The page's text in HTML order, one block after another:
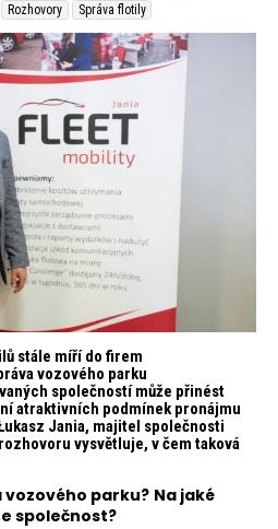
Rozhovory Správa flotily
stále míří do firem
vozového parku
společností může přinést
atraktivních podmínek pronájmu
Jania, majitel společnosti
vysvětluje, v čem taková
vozového parku? Na jaké
společnost?